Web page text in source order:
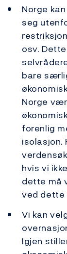
Norge
seg
osv.
bare
Norge
forenlig
isolasjon.
hvis vi
dette må
ved dette
Vi kan
Igjen